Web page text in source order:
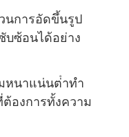
นการอัดขึ้นรูป
บซ้อนได้อย่าง
หนาแน่นต่ําทํา
องการทั้งความ